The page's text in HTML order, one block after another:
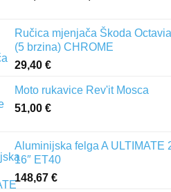
321,60 €
do
Ručica mjenjača Škoda Octavia
(5 brzina) CHROME
29,40 €
Moto rukavice Rev'it Mosca
51,00 €
Aluminijska felga A ULTIMATE
16″ ET40
148,67 €